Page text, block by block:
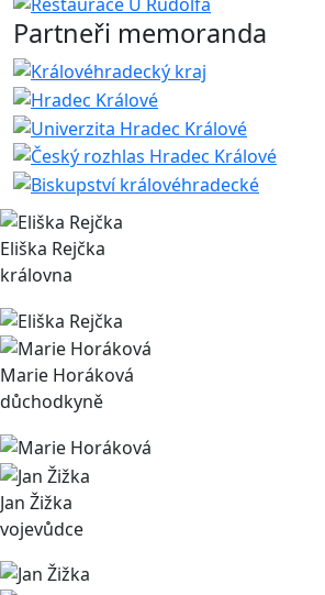
Partneři memoranda
Eliška Rejčka
královna
Marie Horáková
důchodkyně
Jan Žižka
vojevůdce